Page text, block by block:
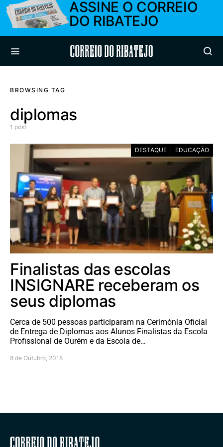
ASSINE O CORREIO
DO RIBATEJO
Correio do Ribatejo
BROWSING TAG
diplomas
1 post
DESTAQUE EDUCAÇÃO
Finalistas das escolas
INSIGNARE receberam os
seus diplomas
Cerca de 500 pessoas participaram na Cerimónia Oficial
de Entrega de Diplomas aos Alunos Finalistas da Escola
Profissional de Ourém e da Escola de…
8 de Outubro, 2018
Correio do Ribatejo